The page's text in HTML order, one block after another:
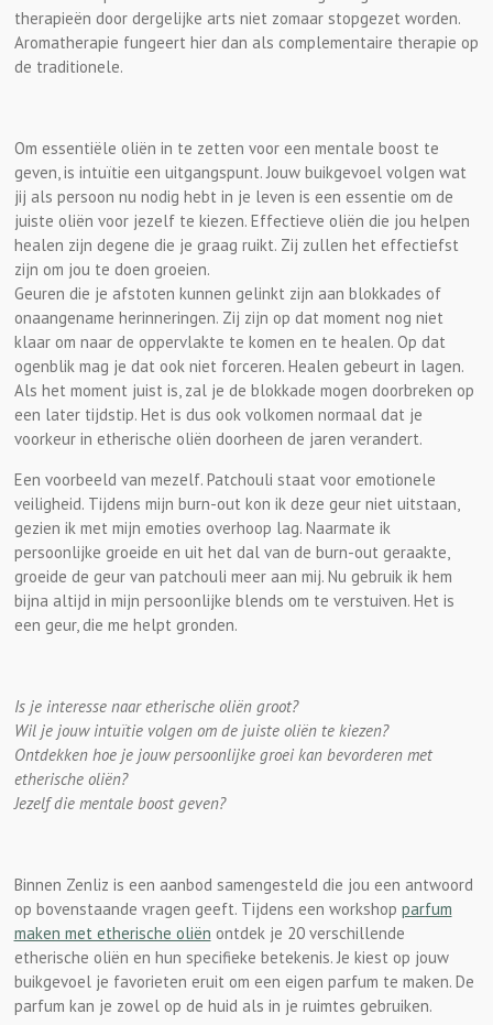
therapieën door dergelijke arts niet zomaar stopgezet worden.
Aromatherapie fungeert hier dan als complementaire therapie op
de traditionele.
Om essentiële oliën in te zetten voor een mentale boost te
geven, is intuïtie een uitgangspunt. Jouw buikgevoel volgen wat
jij als persoon nu nodig hebt in je leven is een essentie om de
juiste oliën voor jezelf te kiezen. Effectieve oliën die jou helpen
healen zijn degene die je graag ruikt. Zij zullen het effectiefst
zijn om jou te doen groeien.
Geuren die je afstoten kunnen gelinkt zijn aan blokkades of
onaangename herinneringen. Zij zijn op dat moment nog niet
klaar om naar de oppervlakte te komen en te healen. Op dat
ogenblik mag je dat ook niet forceren. Healen gebeurt in lagen.
Als het moment juist is, zal je de blokkade mogen doorbreken op
een later tijdstip. Het is dus ook volkomen normaal dat je
voorkeur in etherische oliën doorheen de jaren verandert.
Een voorbeeld van mezelf. Patchouli staat voor emotionele
veiligheid. Tijdens mijn burn-out kon ik deze geur niet uitstaan,
gezien ik met mijn emoties overhoop lag. Naarmate ik
persoonlijke groeide en uit het dal van de burn-out geraakte,
groeide de geur van patchouli meer aan mij. Nu gebruik ik hem
bijna altijd in mijn persoonlijke blends om te verstuiven. Het is
een geur, die me helpt gronden.
Is je interesse naar etherische oliën groot?
Wil je jouw intuïtie volgen om de juiste oliën te kiezen?
Ontdekken hoe je jouw persoonlijke groei kan bevorderen met
etherische oliën?
Jezelf die mentale boost geven?
Binnen Zenliz is een aanbod samengesteld die jou een antwoord
op bovenstaande vragen geeft. Tijdens een workshop parfum
maken met etherische oliën ontdek je 20 verschillende
etherische oliën en hun specifieke betekenis. Je kiest op jouw
buikgevoel je favorieten eruit om een eigen parfum te maken. De
parfum kan je zowel op de huid als in je ruimtes gebruiken.